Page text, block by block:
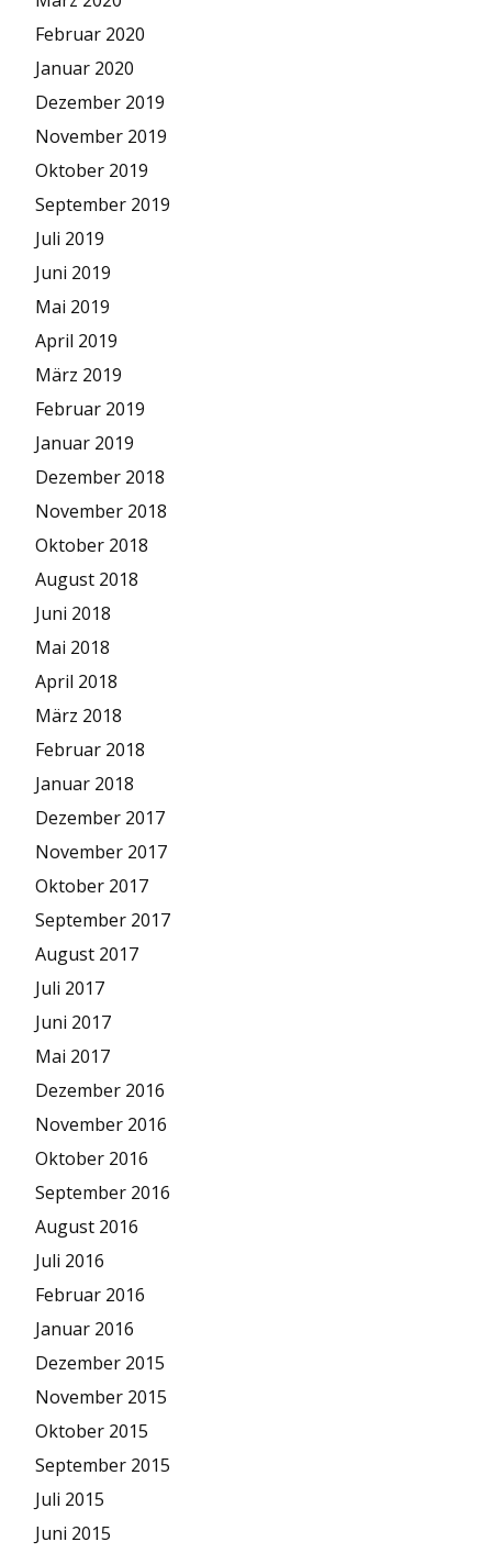
Februar 2020
Januar 2020
Dezember 2019
November 2019
Oktober 2019
September 2019
Juli 2019
Juni 2019
Mai 2019
April 2019
März 2019
Februar 2019
Januar 2019
Dezember 2018
November 2018
Oktober 2018
August 2018
Juni 2018
Mai 2018
April 2018
März 2018
Februar 2018
Januar 2018
Dezember 2017
November 2017
Oktober 2017
September 2017
August 2017
Juli 2017
Juni 2017
Mai 2017
Dezember 2016
November 2016
Oktober 2016
September 2016
August 2016
Juli 2016
Februar 2016
Januar 2016
Dezember 2015
November 2015
Oktober 2015
September 2015
Juli 2015
Juni 2015